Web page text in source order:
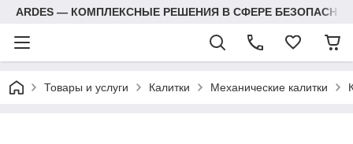
ARDES — КОМПЛЕКСНЫЕ РЕШЕНИЯ В СФЕРЕ
Товары и услуги Калитки Механические калитки